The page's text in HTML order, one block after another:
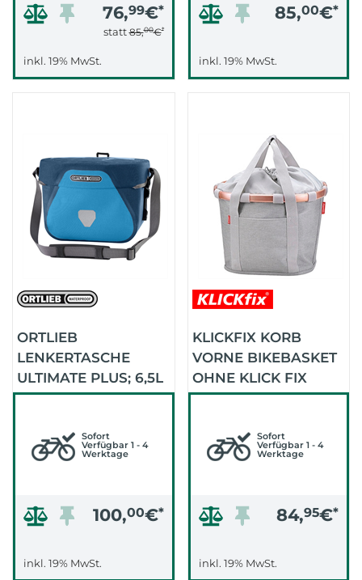
76,99€*
statt85,00€*
inkl. 19% MwSt.
85,00€*
inkl. 19% MwSt.
ORTLIEB
LENKERTASCHE
ULTIMATE PLUS; 6,5L
OHNE LENKERHALTE
DENIM)
Sofort
Verfügbar 1 - 4
Werktage
100,00€*
inkl. 19% MwSt.
KLICKFIX KORB
VORNE BIKEBASKET
OHNE KLICK FIX
HALTER (TWIST SKY
Sofort
Verfügbar 1 - 4
Werktage
84,95€*
inkl. 19% MwSt.